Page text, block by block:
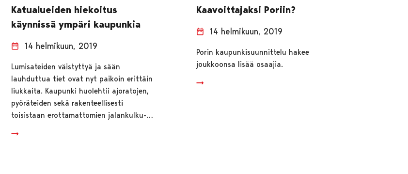
Katualueiden hiekoitus
käynnissä ympäri kaupunkia
14 helmikuun, 2019
Lumisateiden väistyttyä ja sään
lauhduttua tiet ovat nyt paikoin erittäin
liukkaita. Kaupunki huolehtii ajoratojen,
pyöräteiden sekä rakenteellisesti
toisistaan erottamattomien jalankulku-…
Kaavoittajaksi Poriin?
14 helmikuun, 2019
Porin kaupunkisuunnittelu hakee
joukkoonsa lisää osaajia.